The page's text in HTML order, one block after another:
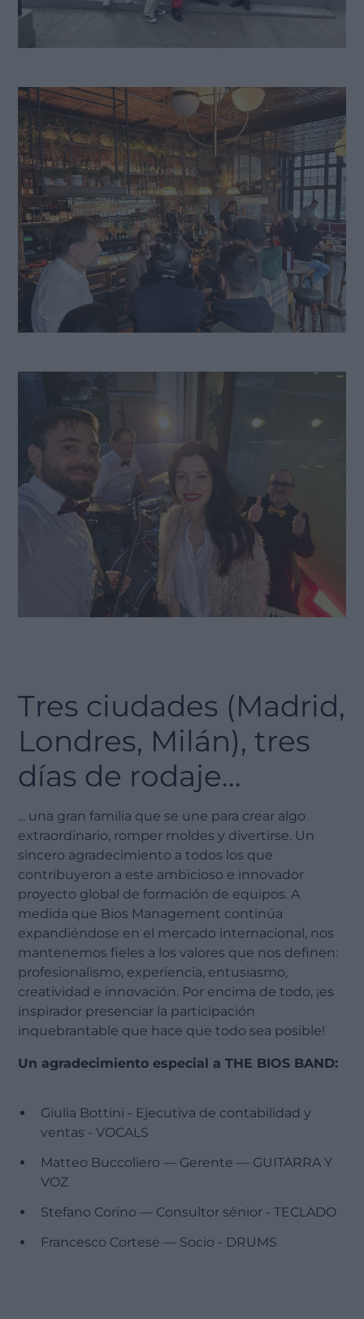
Tres ciudades (Madrid,
Londres, Milán), tres
días de rodaje...
... una gran familia que se une para crear algo
extraordinario, romper moldes y divertirse. Un
sincero agradecimiento a todos los que
contribuyeron a este ambicioso e innovador
proyecto global de formación de equipos. A
medida que Bios Management continúa
expandiéndose en el mercado internacional, nos
mantenemos fieles a los valores que nos definen:
profesionalismo, experiencia, entusiasmo,
creatividad e innovación. Por encima de todo, ¡es
inspirador presenciar la participación
inquebrantable que hace que todo sea posible!
Un agradecimiento especial a THE BIOS BAND:
Giulia Bottini - Ejecutiva de contabilidad y
ventas - VOCALS
Matteo Buccoliero — Gerente — GUITARRA Y
VOZ
Stefano Corino — Consultor sénior - TECLADO
Francesco Cortese — Socio - DRUMS